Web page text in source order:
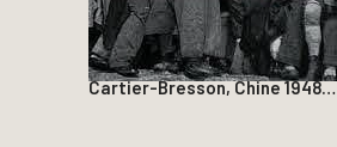
Cartier-Bresson, Chine 1948…